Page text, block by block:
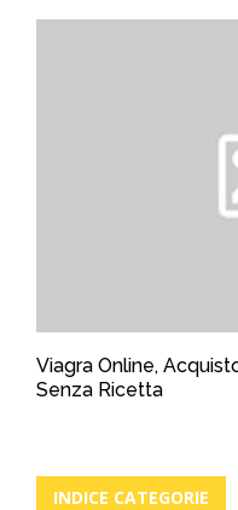
Viagra Online,
Senza Ricetta
INDICE CATEGORIE